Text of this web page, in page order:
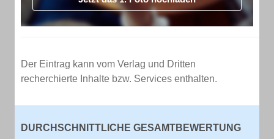
Der Eintrag kann vom Verlag und Dritten
recherchierte Inhalte bzw. Services enthalten.
DURCHSCHNITTLICHE GESAMTBEWERTUNG